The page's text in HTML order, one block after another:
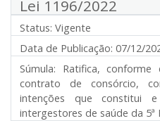
Lei 1196/2022
Status: Vigente
Data de Publicação: 07/12/
Súmula: Ratifica, conforme
contrato de consórcio,
intenções que constitui
intergestores de saúde da 5ª